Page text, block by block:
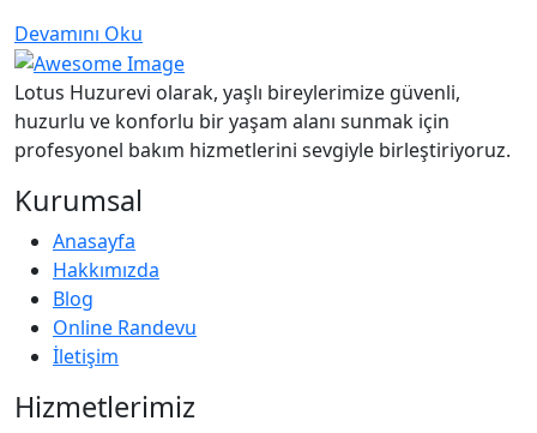
Devamını Oku
Lotus Huzurevi olarak, yaşlı bireylerimize güvenli,
huzurlu ve konforlu bir yaşam alanı sunmak için
profesyonel bakım hizmetlerini sevgiyle birleştiriyoruz.
Kurumsal
Anasayfa
Hakkımızda
Blog
Online Randevu
İletişim
Hizmetlerimiz